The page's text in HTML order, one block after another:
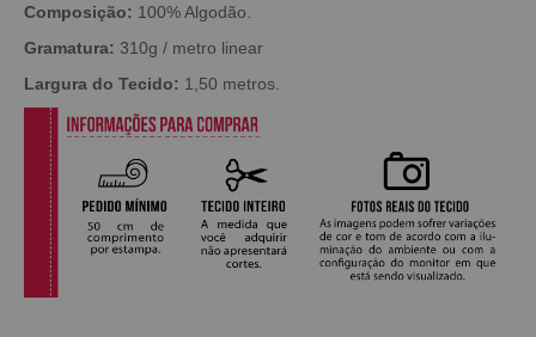
Composição: 100% Algodão.
Gramatura: 310g / metro linear
Largura do Tecido: 1,50 metros.